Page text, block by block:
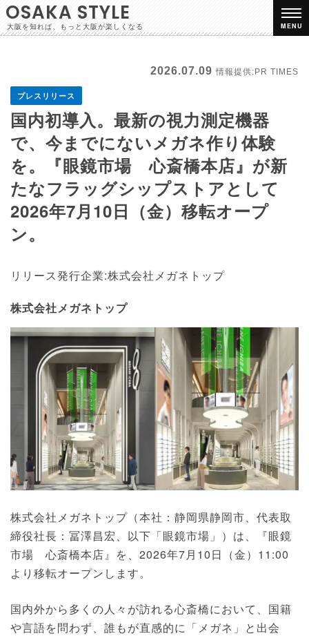
OSAKA STYLE
大阪を知れば、もっと大阪が楽しくなる MENU
2026.07.09 情報提供:PR TIMES
プレスリリース
国内初導入。最新の視力測定機器
で、今までにないメガネ作り体験
を。『眼鏡市場 心斎橋本店』が新
たなフラッグシップストアとして
2026年7月10日（金）移転オープ
ン。
リリース発行企業:株式会社メガネトップ
株式会社メガネトップ
株式会社メガネトップ（本社：静岡県静岡市、代表取
締役社長：冨澤昌宏、以下「眼鏡市場」）は、『眼鏡
市場 心斎橋本店』を、2026年7月10日（金）11:00
より移転オープンします。
国内外から多くの人々が訪れる心斎橋において、国籍
や言語を問わず、誰もが直感的に「メガネ」と出会